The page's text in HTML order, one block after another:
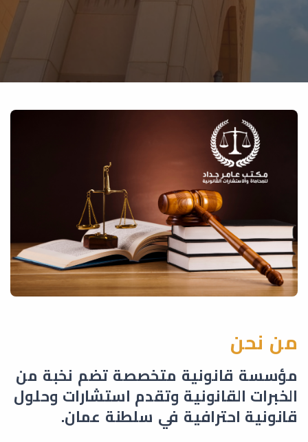
من نحن
مؤسسة قانونية متخصصة تضم نخبة من
الخبرات القانونية وتقدم استشارات وحلول
قانونية احترافية في سلطنة عمان.